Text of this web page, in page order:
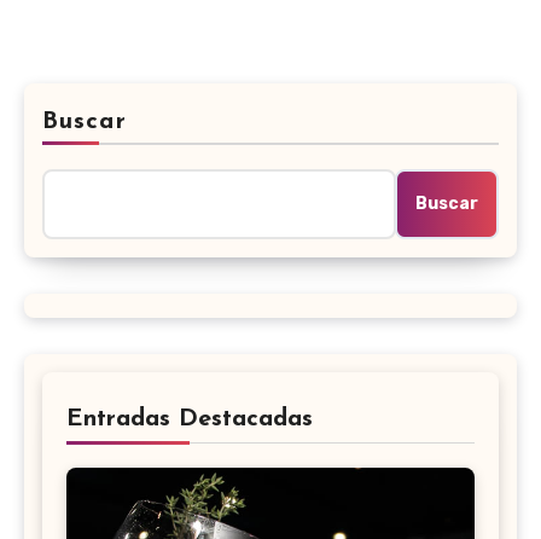
Buscar
Buscar
Entradas Destacadas